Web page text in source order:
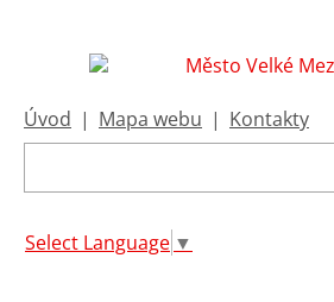
Úvod | Mapa webu | Kontakty
Select Language ▼